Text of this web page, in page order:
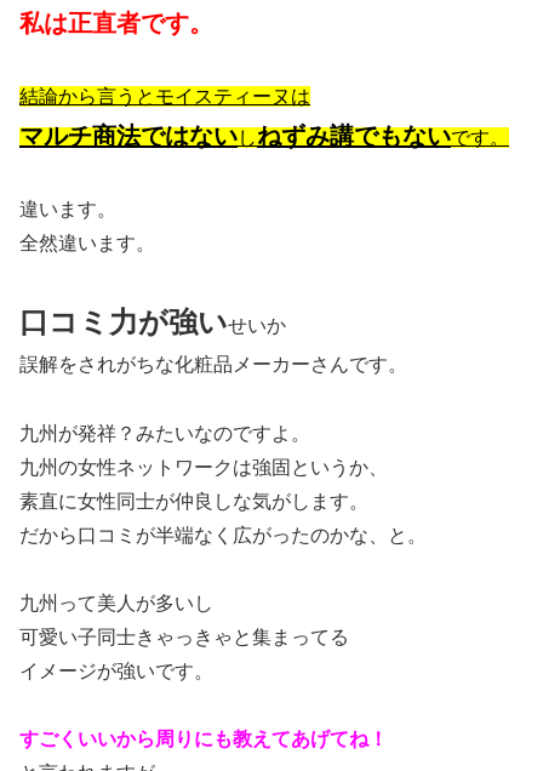
私は正直者です。
結論から言うとモイスティーヌは
マルチ商法ではないしねずみ講でもないです。
違います。
全然違います。
口コミ力が強いせいか
誤解をされがちな化粧品メーカーさんです。
九州が発祥？みたいなのですよ。
九州の女性ネットワークは強固というか、
素直に女性同士が仲良しな気がします。
だから口コミが半端なく広がったのかな、と。
九州って美人が多いし
可愛い子同士きゃっきゃと集まってる
イメージが強いです。
すごくいいから周りにも教えてあげてね！